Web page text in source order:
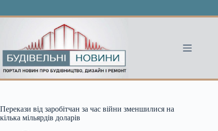
Перекази від заробітчан за час війни зменшилися на
кілька мільярдів доларів